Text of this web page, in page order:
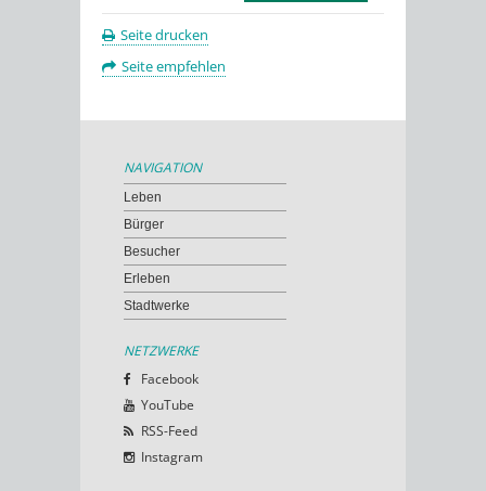
Seite drucken
Seite empfehlen
NAVIGATION
Leben
Bürger
Besucher
Erleben
Stadtwerke
NETZWERKE
Facebook
YouTube
RSS-Feed
Instagram